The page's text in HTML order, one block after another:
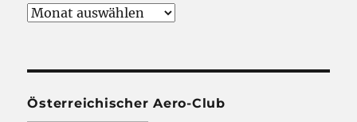
Archiv
Österreichischer Aero-Club